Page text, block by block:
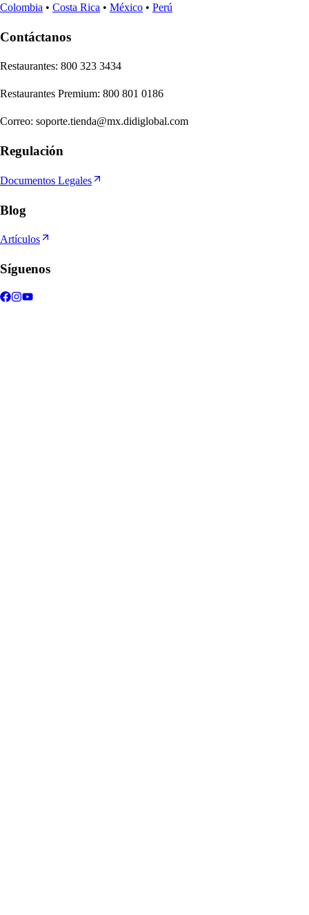
Colombia • Costa Rica • México • Perú
Contáctanos
Restaurantes: 800 323 3434
Restaurantes Premium: 800 801 0186
Correo: soporte.tienda@mx.didiglobal.com
Regulación
Documentos Legales
Blog
Artículos
Síguenos